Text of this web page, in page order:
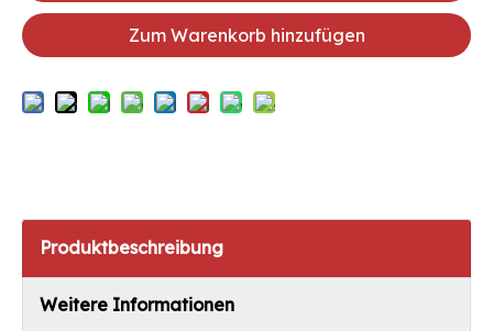
Zum Warenkorb hinzufügen
Produktbeschreibung
Weitere Informationen